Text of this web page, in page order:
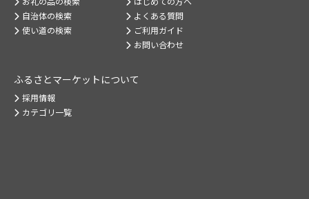
お礼の品の検索
自治体の検索
使い道の検索
はじめての方へ
よくある質問
ご利用ガイド
お問い合わせ
ふるさとマーケット について
採用情報
カテゴリ一覧